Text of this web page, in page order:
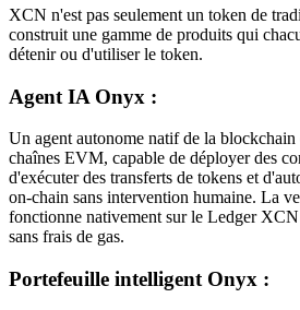
XCN n'est pas seulement un token de
construit une gamme de produits qui
détenir ou d'utiliser le token.
Agent IA Onyx :
Un agent autonome natif de la blockchain
chaînes EVM, capable de déployer des
d'exécuter des transferts de tokens et
on-chain sans intervention humaine. La
fonctionne nativement sur le Ledger XCN
sans frais de gas.
Portefeuille intelligent Onyx :